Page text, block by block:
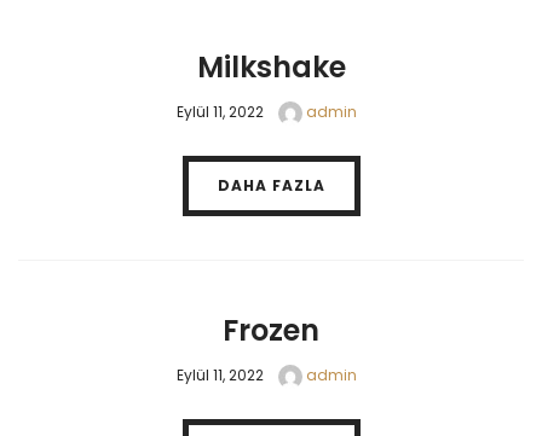
Milkshake
Eylül 11, 2022 admin
DAHA FAZLA
Frozen
Eylül 11, 2022 admin